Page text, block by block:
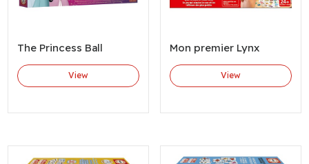
The Princess Ball
View
Mon premier Lynx
View